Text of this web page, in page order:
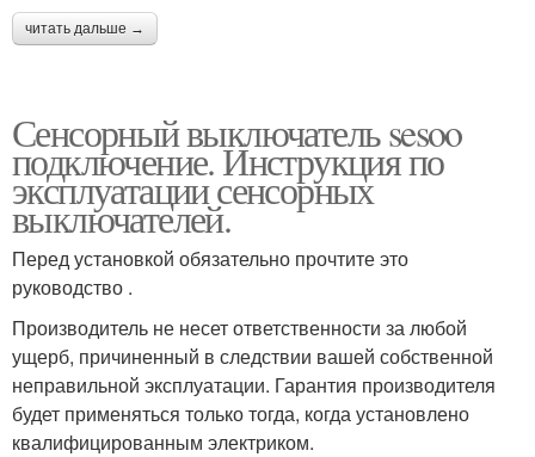
читать дальше →
Сенсорный выключатель sesoo
подключение. Инструкция по
эксплуатации сенсорных
выключателей.
Перед установкой обязательно прочтите это
руководство .
Производитель не несет ответственности за любой
ущерб, причиненный в следствии вашей собственной
неправильной эксплуатации. Гарантия производителя
будет применяться только тогда, когда установлено
квалифицированным электриком.